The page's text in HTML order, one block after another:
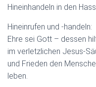
Hineinhandeln in den
Hineinrufen und -handeln:
Ehre sei Gott – dessen
im verletzlichen Jesus-
und Frieden den
leben.